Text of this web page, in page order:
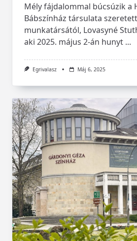
Mély fájdalommal búcsúzik a
Bábszínház társulata
munkatársától, Lovasyné
aki 2025. május 2-án hunyt ...
Egrivalasz Máj 6, 2025